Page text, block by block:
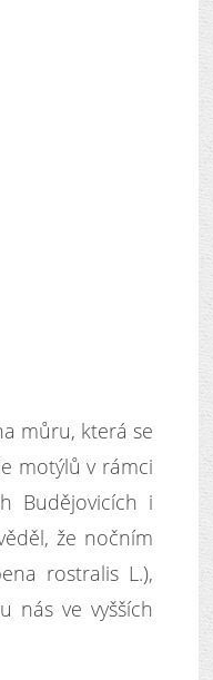
můru, která se
motýlů v rámci
Budějovicích i
že nočním
rostralis L.),
nás ve vyšších